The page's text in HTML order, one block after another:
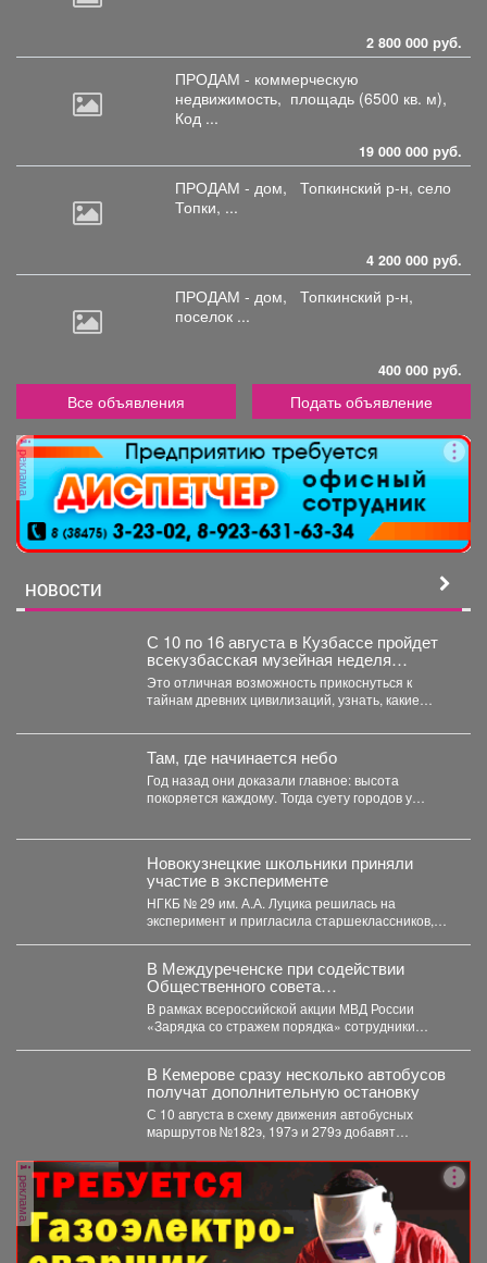
2 800 000 руб.
ПРОДАМ - коммерческую
недвижимость, площадь (6500 кв. м),
Код ...
19 000 000 руб.
ПРОДАМ - дом,
Топкинский р-н, село
Топки, ...
4 200 000 руб.
ПРОДАМ - дом,
Топкинский р-н,
поселок ...
400 000 руб.
Все объявления Подать объявление
реклама
НОВОСТИ
С 10 по 16 августа в Кузбассе пройдет
всекузбасская музейная неделя
археологии и палеонтологии.
Это отличная возможность прикоснуться к
тайнам древних цивилизаций, узнать, какие
Там, где начинается небо
Год назад они доказали главное: высота
покоряется каждому. Тогда суету городов у
Новокузнецкие школьники приняли
участие в эксперименте
НГКБ № 29 им. А.А. Луцика решилась на
эксперимент и пригласила старшеклассников,
В Междуреченске при содействии
Общественного совета
полицейские провели утреннюю зарядку
для детей из лагеря дневного
пребывания
В рамках всероссийской акции МВД России
«Зарядка со стражем порядка» сотрудники
В Кемерове сразу несколько автобусов
получат дополнительную остановку
С 10 августа в схему движения автобусных
маршрутов №182э, 197э и 279э добавят
реклама